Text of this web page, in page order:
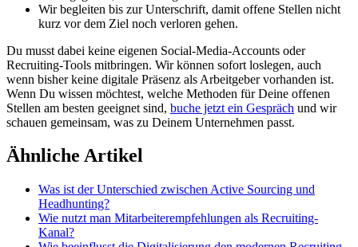
Wir begleiten bis zur Unterschrift, damit offene Stellen nicht
kurz vor dem Ziel noch verloren gehen.
Du musst dabei keine eigenen Social-Media-Accounts oder
Recruiting-Tools mitbringen. Wir können sofort loslegen, auch
wenn bisher keine digitale Präsenz als Arbeitgeber vorhanden ist.
Wenn Du wissen möchtest, welche Methoden für Deine offenen
Stellen am besten geeignet sind, buche jetzt ein Gespräch und wir
schauen gemeinsam, was zu Deinem Unternehmen passt.
Ähnliche Artikel
Was ist der Unterschied zwischen Active Sourcing und
Headhunting?
Wie nutzt man Mitarbeiterempfehlungen als Recruiting-
Kanal?